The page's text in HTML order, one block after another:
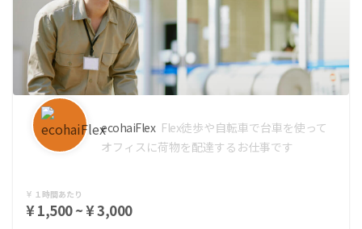
ecohaiFlex Flex徒歩や自転車で台車を使って
オフィスに荷物を配達するお仕事です
１時間あたり
¥ 1,500 ~ ¥ 3,000